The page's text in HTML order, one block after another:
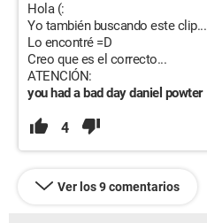
Hola (:
Yo también buscando este clip...
Lo encontré =D
Creo que es el correcto...
ATENCIÓN:
you had a bad day daniel powter
4
Ver los 9 comentarios